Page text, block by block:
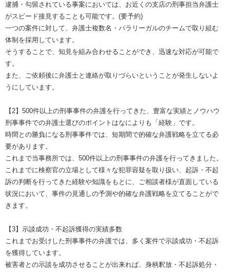
逮捕・勾留されている事案においては、お近くの支店の刑事担当弁護士
がスピード接見することも可能です。(要予約)
一つの案件に対して、弁護士複数名・パラリーガルのチームで取り組む
体制を採用しています。
そうすることで、知見を組み合わせることができ、迅速な対応が可能で
す。
また、ご依頼後に弁護士と連絡が取りづらいということが発生しないよ
うにしています。
【2】500件以上の刑事事件の弁護を行ってきた、豊富な実績とノウハウ
刑事事件での弁護士選びのポイントはなによりも「経験」です。
時間との勝負になる刑事事件では、短期間で的確な弁護戦略を立てる必
要があります。
これまで当事務所では、500件以上の刑事事件の弁護を行ってきました。
これまでに検察官の立場として様々な犯罪容疑を取り扱い、起訴・不起
訴の判断を行ってきた経験や知識をもとに、ご相談者様が直面している
状況において、事件の見通しの予測や的確な弁護戦略を立てることがで
きます。
【3】示談成功・不起訴獲得の実績多数
これまでお受けした刑事事件の弁護では、多く案件で示談成功・不起訴
を獲得しています。
被害者との示談を成功させることが出来れば、身柄釈放・不起訴処分・